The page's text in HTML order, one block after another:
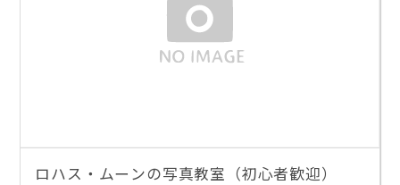
ロハス・ムーンの写真教室（初心者歓迎）